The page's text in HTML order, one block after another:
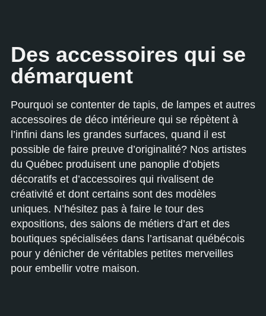
Des accessoires qui se
démarquent
Pourquoi se contenter de tapis, de lampes et autres
accessoires de déco intérieure qui se répètent à
l’infini dans les grandes surfaces, quand il est
possible de faire preuve d’originalité? Nos artistes
du Québec produisent une panoplie d’objets
décoratifs et d’accessoires qui rivalisent de
créativité et dont certains sont des modèles
uniques. N’hésitez pas à faire le tour des
expositions, des salons de métiers d’art et des
boutiques spécialisées dans l’artisanat québécois
pour y dénicher de véritables petites merveilles
pour embellir votre maison.